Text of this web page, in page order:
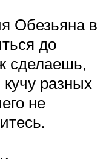
Обезьяна в
до
сделаешь,
разных
не